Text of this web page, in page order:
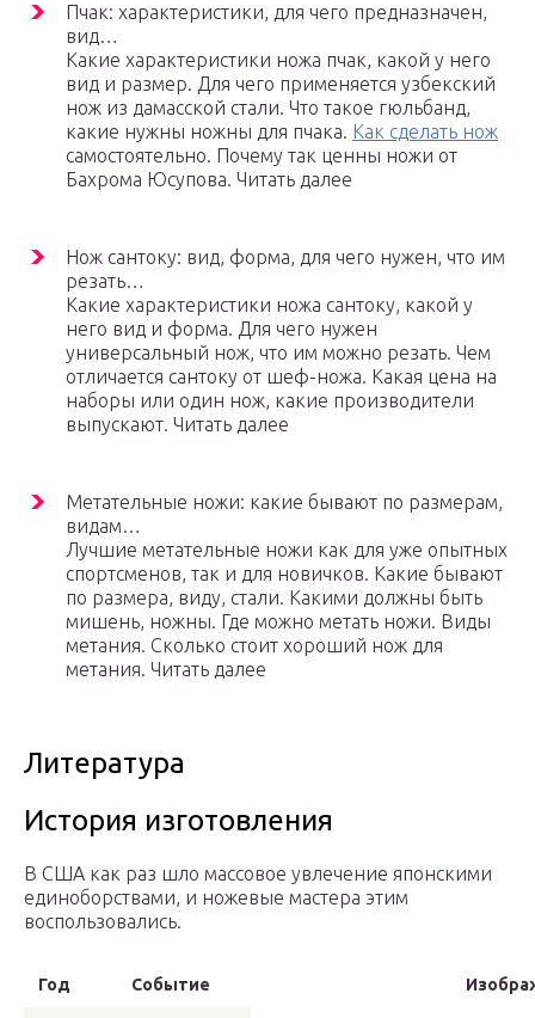
Пчак: характеристики, для чего предназначен,
вид…
Какие характеристики ножа пчак, какой у него
вид и размер. Для чего применяется узбекский
нож из дамасской стали. Что такое гюльбанд,
какие нужны ножны для пчака. Как сделать нож
самостоятельно. Почему так ценны ножи от
Бахрома Юсупова. Читать далее
Нож сантоку: вид, форма, для чего нужен, что им
резать…
Какие характеристики ножа сантоку, какой у
него вид и форма. Для чего нужен
универсальный нож, что им можно резать. Чем
отличается сантоку от шеф-ножа. Какая цена на
наборы или один нож, какие производители
выпускают. Читать далее
Метательные ножи: какие бывают по размерам,
видам…
Лучшие метательные ножи как для уже опытных
спортсменов, так и для новичков. Какие бывают
по размера, виду, стали. Какими должны быть
мишень, ножны. Где можно метать ножи. Виды
метания. Сколько стоит хороший нож для
метания. Читать далее
Литература
История изготовления
В США как раз шло массовое увлечение японскими
единоборствами, и ножевые мастера этим
воспользовались.
Год Событие